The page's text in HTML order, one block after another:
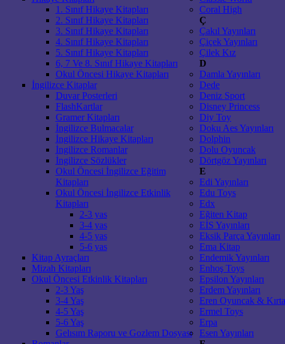
1. Sınıf Hikaye Kitapları
2. Sınıf Hikaye Kitapları
3. Sınıf Hikaye Kitapları
4. Sınıf Hikaye Kitapları
5. Sınıf Hikaye Kitapları
6, 7 Ve 8. Sınıf Hikaye Kitapları
Okul Öncesi Hikaye Kitapları
İngilizce Kitaplar
Duvar Posterleri
FlashKartlar
Gramer Kitapları
İngilizce Bulmacalar
İngilizce Hikaye Kitapları
İngilizce Romanlar
İngilizce Sözlükler
Okul Öncesi İngilizce Eğitim
Kitapları
Okul Öncesi İngilizce Etkinlik
Kitapları
2-3 yas
3-4 yas
4-5 yas
5-6 yas
Kitap Ayraçları
Mizah Kitapları
Okul Öncesi Etkinlik Kitapları
2-3 Yaş
3-4 Yaş
4-5 Yaş
5-6 Yaş
Gelısım Raporu ve Gozlem Dosyası
Coral High
Ç
Çakıl Yayınları
Çiçek Yayınları
Çilek Kız
D
Damla Yayınları
Dede
Deniz Sport
Disney Princess
Diy Toy
Doku Aes Yayınları
Dolphin
Dolu Oyuncak
Dörtgöz Yayınları
E
Edi Yayınları
Edu Toys
Edx
Eğiten Kitap
EİS Yayınları
Eksik Parça Yayınları
Ema Kitap
Endemik Yayınları
Enhoş Toys
Epsilon Yayınları
Erdem Yayınları
Eren Oyuncak &
Ermel Toys
Erpa
Esen Yayınları